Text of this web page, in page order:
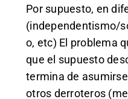
Por supuesto, en
(independentismo/
o, etc) El problema
que el supuesto
termina de
otros derroteros